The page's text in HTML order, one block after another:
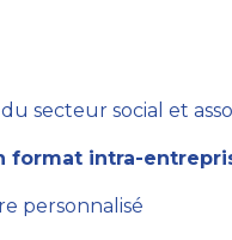
secteur social et
format intra-
personnalisé